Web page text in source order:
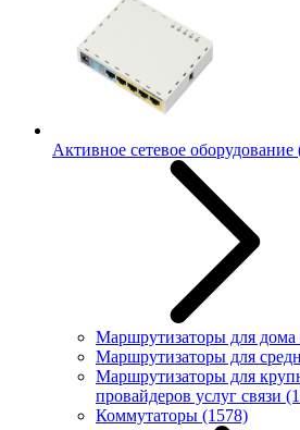
Активное сетевое оборудование
Маршрутизаторы для дома
Маршрутизаторы для
Маршрутизаторы для
провайдеров услуг связи
Коммутаторы (1578)